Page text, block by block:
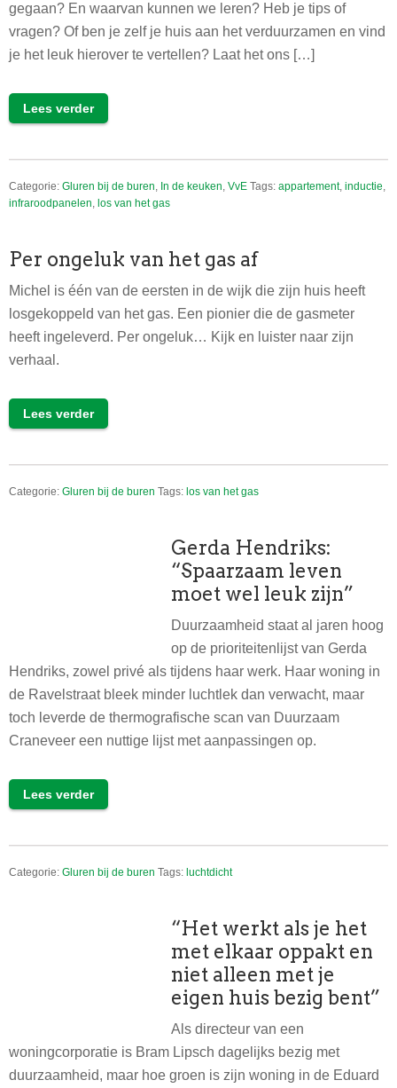
gegaan? En waarvan kunnen we leren? Heb je tips of
vragen? Of ben je zelf je huis aan het verduurzamen en vind
je het leuk hierover te vertellen? Laat het ons […]
Lees verder
Categorie: Gluren bij de buren, In de keuken, VvE Tags: appartement, inductie,
infraroodpanelen, los van het gas
Per ongeluk van het gas af
Michel is één van de eersten in de wijk die zijn huis heeft
losgekoppeld van het gas. Een pionier die de gasmeter
heeft ingeleverd. Per ongeluk… Kijk en luister naar zijn
verhaal.
Lees verder
Categorie: Gluren bij de buren Tags: los van het gas
Gerda Hendriks:
“Spaarzaam leven
moet wel leuk zijn”
Duurzaamheid staat al jaren hoog
op de prioriteitenlijst van Gerda
Hendriks, zowel privé als tijdens haar werk. Haar woning in
de Ravelstraat bleek minder luchtlek dan verwacht, maar
toch leverde de thermografische scan van Duurzaam
Craneveer een nuttige lijst met aanpassingen op.
Lees verder
Categorie: Gluren bij de buren Tags: luchtdicht
“Het werkt als je het
met elkaar oppakt en
niet alleen met je
eigen huis bezig bent”
Als directeur van een
woningcorporatie is Bram Lipsch dagelijks bezig met
duurzaamheid, maar hoe groen is zijn woning in de Eduard